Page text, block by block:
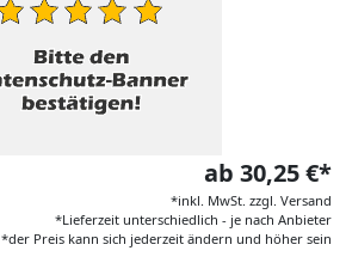
ab 30,25 €*
*inkl. MwSt. zzgl. Versand
*Lieferzeit unterschiedlich - je nach Anbieter
*der Preis kann sich jederzeit ändern und höher sein